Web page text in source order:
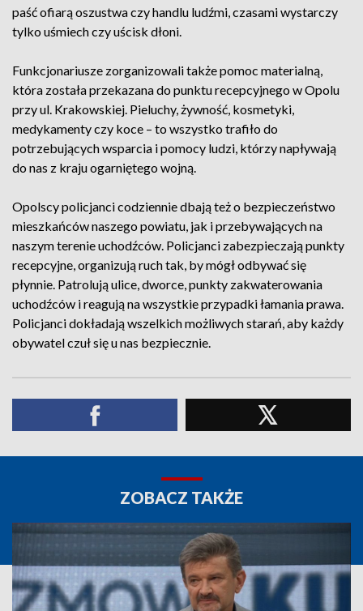
paść ofiarą oszustwa czy handlu ludźmi, czasami wystarczy
tylko uśmiech czy uścisk dłoni.
Funkcjonariusze zorganizowali także pomoc materialną,
która została przekazana do punktu recepcyjnego w Opolu
przy ul. Krakowskiej. Pieluchy, żywność, kosmetyki,
medykamenty czy koce – to wszystko trafiło do
potrzebujących wsparcia i pomocy ludzi, którzy napływają
do nas z kraju ogarniętego wojną.
Opolscy policjanci codziennie dbają też o bezpieczeństwo
mieszkańców naszego powiatu, jak i przebywających na
naszym terenie uchodźców. Policjanci zabezpieczają punkty
recepcyjne, organizują ruch tak, by mógł odbywać się
płynnie. Patrolują ulice, dworce, punkty zakwaterowania
uchodźców i reagują na wszystkie przypadki łamania prawa.
Policjanci dokładają wszelkich możliwych starań, aby każdy
obywatel czuł się u nas bezpiecznie.
ZOBACZ TAKŻE